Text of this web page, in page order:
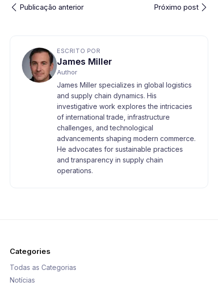
Publicação anterior Próximo post
ESCRITO POR
James Miller
Author
James Miller specializes in global logistics
and supply chain dynamics. His
investigative work explores the intricacies
of international trade, infrastructure
challenges, and technological
advancements shaping modern commerce.
He advocates for sustainable practices
and transparency in supply chain
operations.
Categories
Todas as Categorias
Notícias